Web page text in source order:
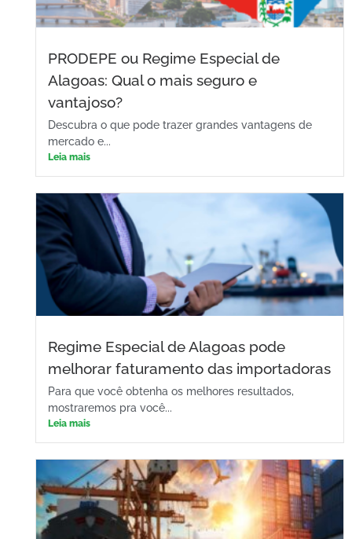
PRODEPE ou Regime Especial de
Alagoas: Qual o mais seguro e
vantajoso?
Descubra o que pode trazer grandes vantagens de
mercado e...
Leia mais
Regime Especial de Alagoas pode
melhorar faturamento das importadoras
Para que você obtenha os melhores resultados,
mostraremos pra você...
Leia mais